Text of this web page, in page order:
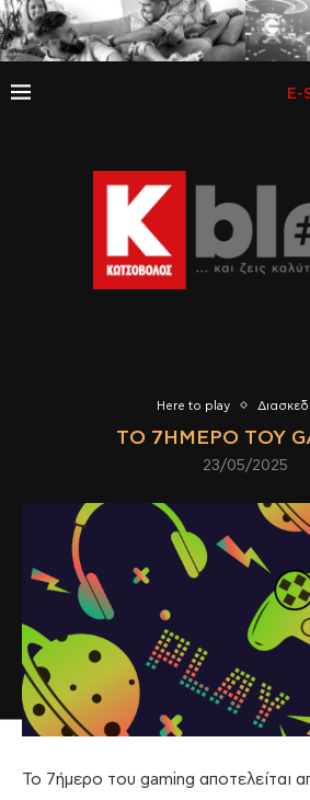
E-
Here to play
ΤΟ 7ΉΜΕΡΟ ΤΟΥ
23/05/2025
Το 7ήμερο του gaming αποτελείται